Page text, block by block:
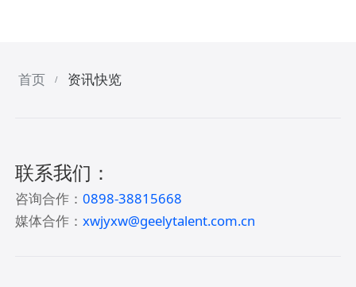
首页 / 资讯快览
联系我们：
咨询合作：0898-38815668
媒体合作：xwjyxw@geelytalent.com.cn